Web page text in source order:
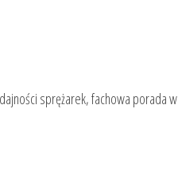
sprężarek, fachowa porada w